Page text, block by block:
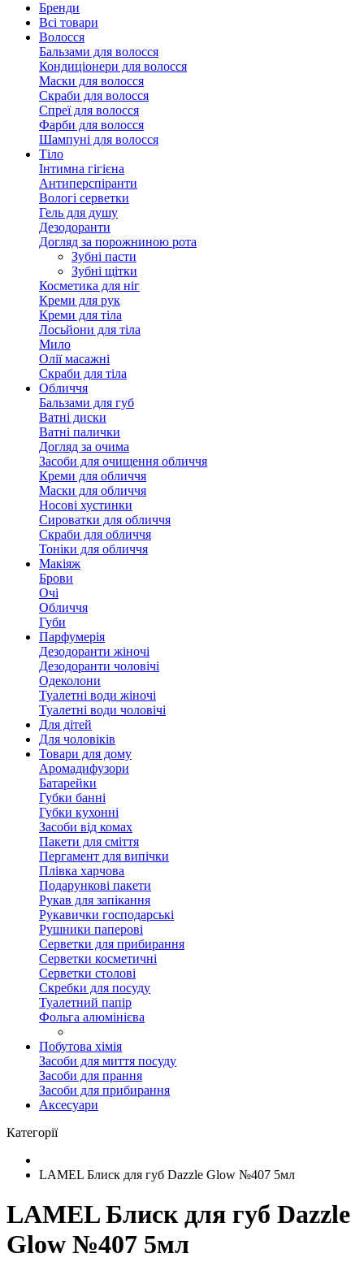
Бренди
Всі товари
Волосся
Бальзами для волосся
Кондиціонери для волосся
Маски для волосся
Скраби для волосся
Спреї для волосся
Фарби для волосся
Шампуні для волосся
Тіло
Інтимна гігієна
Антиперспіранти
Вологі серветки
Гель для душу
Дезодоранти
Догляд за порожниною рота
Зубні пасти
Зубні щітки
Косметика для ніг
Креми для рук
Креми для тіла
Лосьйони для тіла
Мило
Олії масажні
Скраби для тіла
Обличчя
Бальзами для губ
Ватні диски
Ватні палички
Догляд за очима
Засоби для очищення обличчя
Креми для обличчя
Маски для обличчя
Носові хустинки
Сироватки для обличчя
Скраби для обличчя
Тоніки для обличчя
Макіяж
Брови
Очі
Обличчя
Губи
Парфумерія
Дезодоранти жіночі
Дезодоранти чоловічі
Одеколони
Туалетні води жіночі
Туалетні води чоловічі
Для дітей
Для чоловіків
Товари для дому
Аромадифузори
Батарейки
Губки банні
Губки кухонні
Засоби від комах
Пакети для сміття
Пергамент для випічки
Плівка харчова
Подарункові пакети
Рукав для запікання
Рукавички господарські
Рушники паперові
Серветки для прибирання
Серветки косметичні
Серветки столові
Скребки для посуду
Туалетний папір
Фольга алюмінієва
Побутова хімія
Засоби для миття посуду
Засоби для прання
Засоби для прибирання
Аксесуари
Категорії
LAMEL Блиск для губ Dazzle Glow №407 5мл
LAMEL Блиск для губ Dazzle
Glow №407 5мл